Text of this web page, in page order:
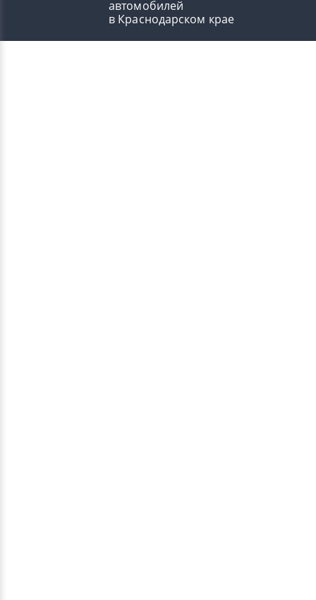
автомобилей
в Краснодарском крае